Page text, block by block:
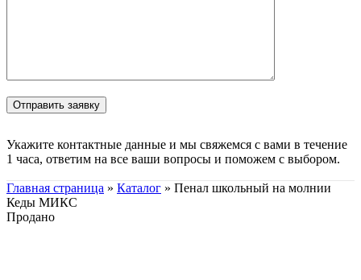
Укажите контактные данные и мы свяжемся с вами в течение
1 часа, ответим на все ваши вопросы и поможем с выбором.
Главная страница » Каталог » Пенал школьный на молнии
Кеды МИКС
Продано